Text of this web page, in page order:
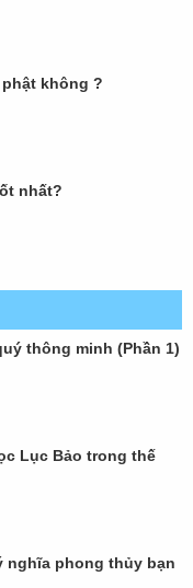
không ?
nhất?
thông minh (Phần 1)
Lục Bảo trong thế
nghĩa phong thủy bạn